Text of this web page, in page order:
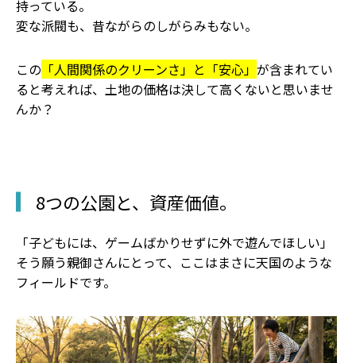
持っている。
変な派閥も、昔ながらのしがらみもない。
この 「人間関係のクリーンさ」と「安心」 が含まれてい
ると考えれば、土地の価格は決して高くないと思いませ
んか？
8つの公園と、資産価値。
「子どもには、ゲームばかりせずに外で遊んでほしい」
そう願う親御さんにとって、ここはまさに天国のような
フィールドです。